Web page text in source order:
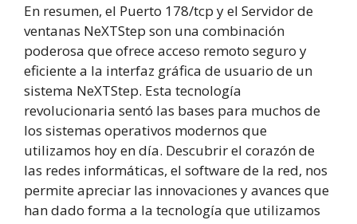
En resumen, el Puerto 178/tcp y el Servidor de
ventanas NeXTStep son una combinación
poderosa que ofrece acceso remoto seguro y
eficiente a la interfaz gráfica de usuario de un
sistema NeXTStep. Esta tecnología
revolucionaria sentó las bases para muchos de
los sistemas operativos modernos que
utilizamos hoy en día. Descubrir el corazón de
las redes informáticas, el software de la red, nos
permite apreciar las innovaciones y avances que
han dado forma a la tecnología que utilizamos